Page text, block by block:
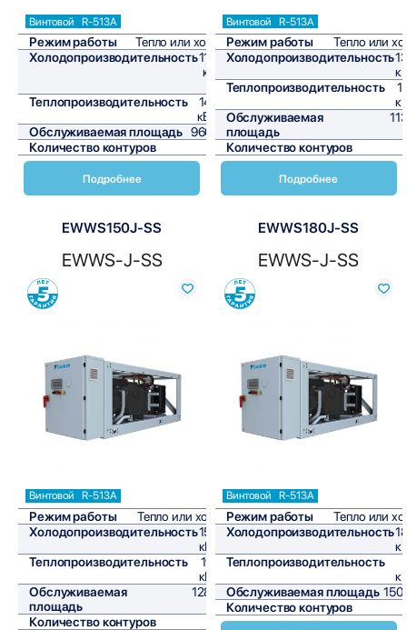
Винтовой R-513A
Режим работы
Тепло или холод
Холодопроизводительность115,2
кВт/
ч
Теплопроизводительность
141,7
кВт/ч
Обслуживаемая площадь 960 м²
Количество контуров
Подробнее
Винтовой R-513A
Режим работы
Тепло или
Холодопроизводительность
Теплопроизводительность
Обслуживаемая
площадь
Количество контуров
Подробнее
EWWS150J-SS
EWWS-J-SS
Сравнить
Винтовой R-513A
Режим работы
Тепло или холод
Холодопроизводительность154,7
кВт/ч
Теплопроизводительность
191,3
кВт/ч
Обслуживаемая
площадь
1289,2
м²
Количество контуров
1
EWWS180J-SS
EWWS-J-SS
Сравнить
Винтовой R-513A
Режим работы
Тепло или
Холодопроизводительность
Теплопроизводительность
Обслуживаемая площадь
Количество контуров